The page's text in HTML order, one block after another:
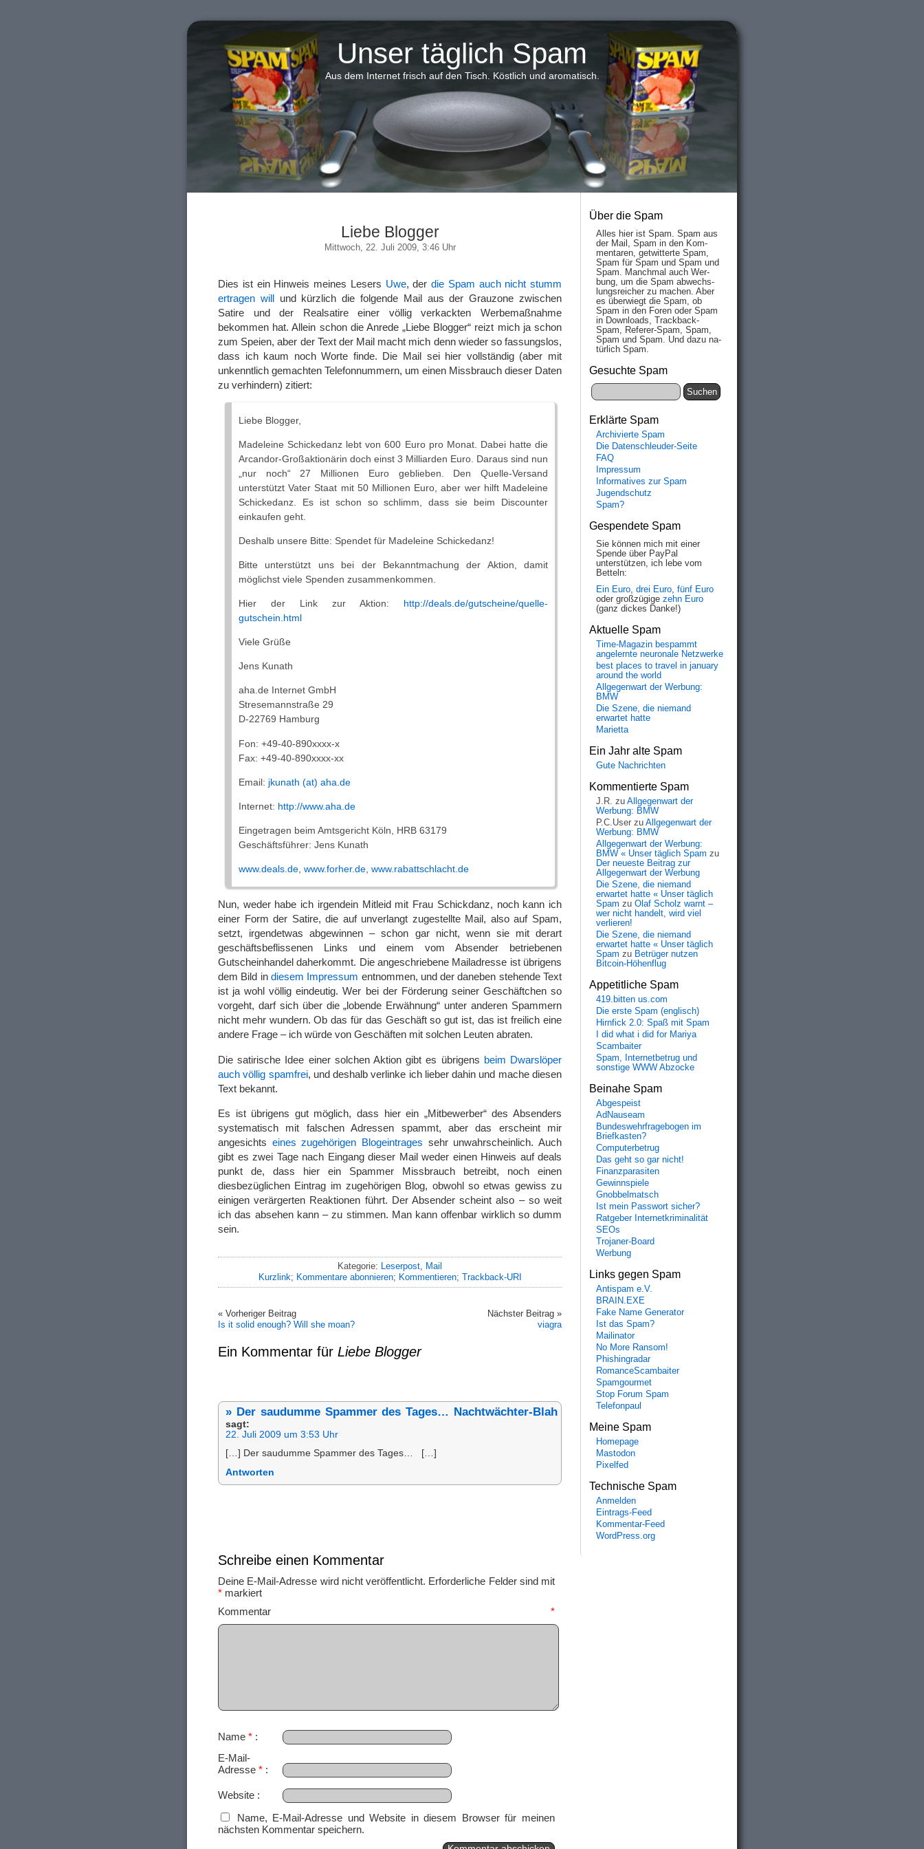
Unser täglich Spam
Aus dem Internet frisch auf den Tisch. Köstlich und aromatisch.
Liebe Blogger
Mittwoch, 22. Juli 2009, 3:46 Uhr
Dies ist ein Hinweis meines Lesers Uwe, der die Spam auch nicht stumm
ertragen willund kürzlich die folgende Mail aus der Grauzone zwischen
Satire und der Realsatire einer völlig verkackten Werbemaßnahme
bekommen hat. Allein schon die Anrede „Liebe Blogger“ reizt mich ja schon
zum Speien, aber der Text der Mail macht mich denn wieder so fassungslos,
dass ich kaum noch Worte finde. Die Mail sei hier vollständig (aber mit
unkenntlich gemachten Telefonnummern, um einen Missbrauch dieser Daten
zu verhindern) zitiert:
Liebe Blogger,
Madeleine Schickedanz lebt von 600 Euro pro Monat. Dabei hatte die
Arcandor-Großaktionärin doch einst 3 Milliarden Euro. Daraus sind nun
„nur noch“ 27 Millionen Euro geblieben. Den Quelle-Versand
unterstützt Vater Staat mit 50 Millionen Euro, aber wer hilft Madeleine
Schickedanz. Es ist schon so schlimm, dass sie beim Discounter
einkaufen geht.
Deshalb unsere Bitte: Spendet für Madeleine Schickedanz!
Bitte unterstützt uns bei der Bekanntmachung der Aktion, damit
möglichst viele Spenden zusammenkommen.
Hier der Link zur Aktion: http://deals.de/gutscheine/quelle-
gutschein.html
Viele Grüße
Jens Kunath
aha.de Internet GmbH
Stresemannstraße 29
D-22769 Hamburg
Fon: +49-40-890xxxx-x
Fax: +49-40-890xxxx-xx
Email: jkunath (at) aha.de
Internet: http://www.aha.de
Eingetragen beim Amtsgericht Köln, HRB 63179
Geschäftsführer: Jens Kunath
www.deals.de www.forher.de www.rabattschlacht.de
Nun, weder habe ich irgendein Mitleid mit Frau Schickdanz, noch kann ich
einer Form der Satire, die auf unverlangt zugestellte Mail, also auf Spam,
setzt, irgendetwas abgewinnen – schon gar nicht, wenn sie mit derart
geschäftsbeflissenen Links und einem vom Absender betriebenen
Gutscheinhandel daherkommt. Die angeschriebene Mailadresse ist übrigens
dem Bild in diesem Impressum entnommen, und der daneben stehende Text
ist ja wohl völlig eindeutig. Wer bei der Förderung seiner Geschäftchen so
vorgeht, darf sich über die „lobende Erwähnung“ unter anderen Spammern
nicht mehr wundern. Ob das für das Geschäft so gut ist, das ist freilich eine
andere Frage – ich würde von Geschäften mit solchen Leuten abraten.
Die satirische Idee einer solchen Aktion gibt es übrigens beim Dwarslöper
auch völlig spamfrei, und deshalb verlinke ich lieber dahin und mache diesen
Text bekannt.
Es ist übrigens gut möglich, dass hier ein „Mitbewerber“ des Absenders
systematisch mit falschen Adressen spammt, aber das erscheint mir
angesichts eines zugehörigen Blogeintrages sehr unwahrscheinlich. Auch
gibt es zwei Tage nach Eingang dieser Mail weder einen Hinweis auf deals
punkt de, dass hier ein Spammer Missbrauch betreibt, noch einen
diesbezüglichen Eintrag im zugehörigen Blog, obwohl so etwas gewiss zu
einigen verärgerten Reaktionen führt. Der Absender scheint also – so weit
ich das absehen kann – zu stimmen. Man kann offenbar wirklich so dumm
sein.
Kategorie: Leserpost Mail
Kurzlink; Kommentare abonnieren; Kommentieren; Trackback-URI
« Vorheriger Beitrag
Is it solid enough? Will she moan?
Nächster Beitrag »
viagra
Ein Kommentar für Liebe Blogger
» Der saudumme Spammer des Tages… Nachtwächter-Blah
sagt:
22. Juli 2009 um 3:53 Uhr
[…] Der saudumme Spammer des Tages… […]
Antworten
Schreibe einen Kommentar
Deine E-Mail-Adresse wird nicht veröffentlicht. Erforderliche Felder sind mit
* markiert
Kommentar *
Name *
E-Mail-
Adresse *
Website
Name, E-Mail-Adresse und Website in diesem Browser für meinen
nächsten Kommentar speichern.
Über die Spam
Alles hier ist Spam. Spam aus
der Mail, Spam in den Kom­
men­taren, ge­twit­ter­te Spam,
Spam für Spam und Spam und
Spam. Manch­mal auch Wer­
bung, um die Spam ab­wechs­
lungs­reich­er zu mach­en. Aber
es über­wiegt die Spam, ob
Spam in den Fo­ren oder Spam
in Down­loads, Track­back-
Spam, Re­fe­rer-Spam, Spam,
Spam und Spam. Und da­zu na­
tür­lich Spam.
Gesuchte Spam
Erklärte Spam
Archivierte Spam
Die Datenschleuder-Seite
FAQ
Impressum
Informatives zur Spam
Jugendschutz
Spam?
Gespendete Spam
Sie können mich mit einer
Spende über PayPal
unterstützen, ich lebe vom
Betteln:
Ein Euro, drei Euro, fünf Euro
oder großzügige zehn Euro
(ganz dickes Danke!)
Aktuelle Spam
Time-Magazin bespammt
angelernte neuronale Netzwerke
best places to travel in january
around the world
Allgegenwart der Werbung:
BMW
Die Szene, die niemand
erwartet hatte
Marietta
Ein Jahr alte Spam
Gute Nachrichten
Kommentierte Spam
J.R. zu Allgegenwart der
Werbung: BMW
P.C.User zu Allgegenwart der
Werbung: BMW
Allgegenwart der Werbung:
BMW « Unser täglich Spam zu
Der neueste Beitrag zur
Allgegenwart der Werbung
Die Szene, die niemand
erwartet hatte « Unser täglich
Spam zu Olaf Scholz warnt –
wer nicht handelt, wird viel
verlieren!
Die Szene, die niemand
erwartet hatte « Unser täglich
Spam zu Betrüger nutzen
Bitcoin-Höhenflug
Appetitliche Spam
419.bitten us.com
Die erste Spam (englisch)
Hirnfick 2.0: Spaß mit Spam
I did what i did for Mariya
Scambaiter
Spam, Internetbetrug und
sonstige WWW Abzocke
Beinahe Spam
Abgespeist
AdNauseam
Bundeswehrfragebogen im
Briefkasten?
Computerbetrug
Das geht so gar nicht!
Finanzparasiten
Gewinnspiele
Gnobbelmatsch
Ist mein Passwort sicher?
Ratgeber Internetkriminalität
SEOs
Trojaner-Board
Werbung
Links gegen Spam
Antispam e.V.
BRAIN.EXE
Fake Name Generator
Ist das Spam?
Mailinator
No More Ransom!
Phishingradar
RomanceScambaiter
Spamgourmet
Stop Forum Spam
Telefonpaul
Meine Spam
Homepage
Mastodon
Pixelfed
Technische Spam
Anmelden
Eintrags-Feed
Kommentar-Feed
WordPress.org